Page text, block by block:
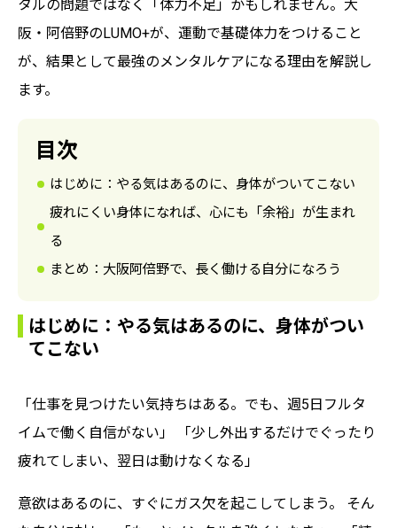
タルの問題ではなく「体力不足」かもしれません。大
阪・阿倍野のLUMO+が、運動で基礎体力をつけること
が、結果として最強のメンタルケアになる理由を解説し
ます。
目次
はじめに：やる気はあるのに、身体がついてこない
疲れにくい身体になれば、心にも「余裕」が生まれ
る
まとめ：大阪阿倍野で、長く働ける自分になろう
はじめに：やる気はあるのに、身体がつい
てこない
「仕事を見つけたい気持ちはある。でも、週5日フルタ
イムで働く自信がない」 「少し外出するだけでぐったり
疲れてしまい、翌日は動けなくなる」
意欲はあるのに、すぐにガス欠を起こしてしまう。 そん